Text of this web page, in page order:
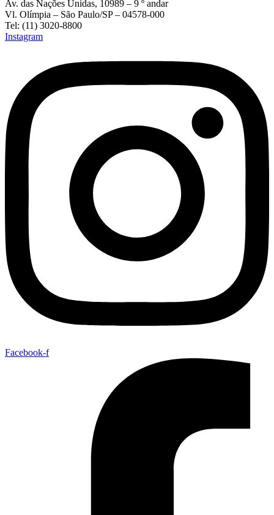
Av. das Nações Unidas, 10989 – 9 º andar
Vl. Olímpia – São Paulo/SP – 04578-000
Tel: (11) 3020-8800
Instagram
Facebook-f